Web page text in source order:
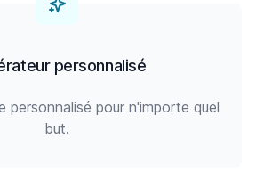
personnalisé
personnalisé pour n'importe quel
but.